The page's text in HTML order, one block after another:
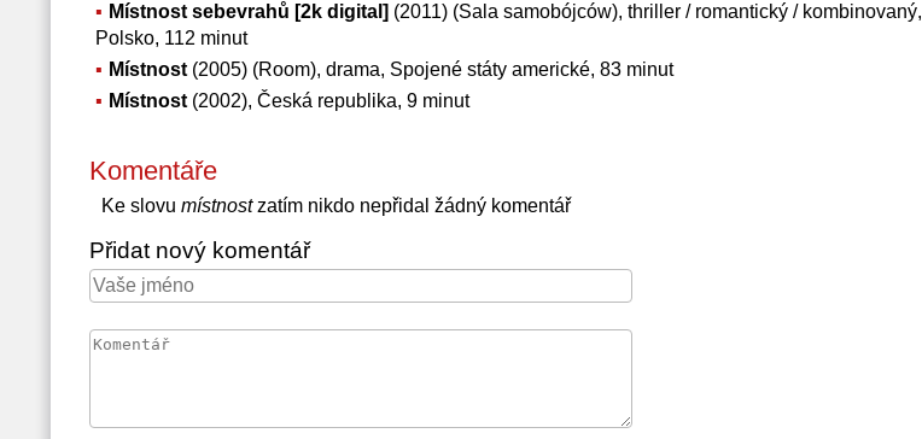
Místnost sebevrahů [2k digital] (2011) (Sala samobójców), thriller / romantický / kombinovaný,
Polsko, 112 minut
Místnost(2005) (Room), drama, Spojené státy americké, 83 minut
Místnost(2002), Česká republika, 9 minut
Komentáře
Ke slovu místnostzatím nikdo nepřidal žádný komentář
Přidat nový komentář